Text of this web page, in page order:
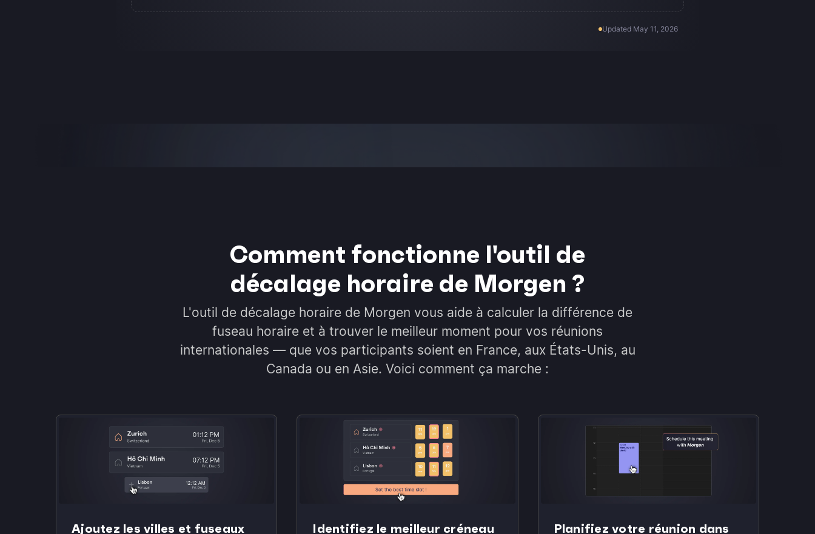
Updated May 11, 2026
Comment fonctionne l'outil de
décalage horaire de Morgen ?
L'outil de décalage horaire de Morgen vous aide à calculer la différence de
fuseau horaire et à trouver le meilleur moment pour vos réunions
internationales — que vos participants soient en France, aux États-Unis, au
Canada ou en Asie. Voici comment ça marche :
Ajoutez les villes et fuseaux
Identifiez le meilleur créneau
Planifiez votre réunion dans